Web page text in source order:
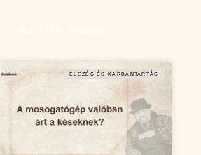
ÉLEZÉS ÉS KARBANTARTÁS